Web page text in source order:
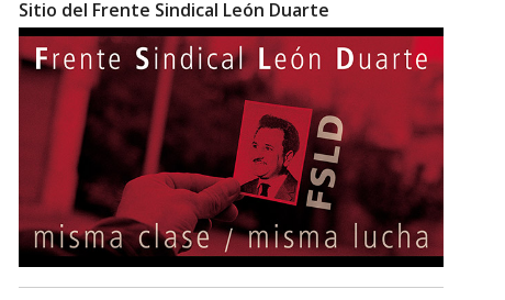
Sitio del Frente Sindical León Duarte